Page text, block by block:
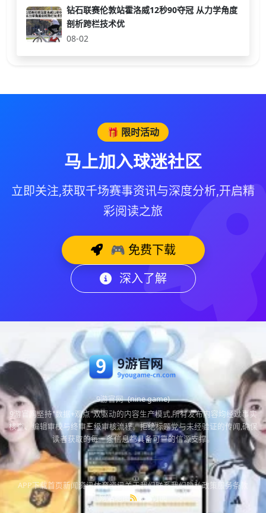
钻石联赛伦敦站霍洛威12秒90夺冠 从力学角度
剖析跨栏技术优
08-02
🎁 限时活动
马上加入球迷社区
立即关注,获取千场赛事资讯与深度分析,开启精
彩阅读之旅
🎮 免费下载
深入了解
9游官网 (nine game)
9游官网坚持"数据+观点"双驱动的内容生产模式,所有发布内容均经过事实
核查、编辑审校与终审三级审核流程。拒绝标题党与未经验证的传闻,确保
读者获取的每一条信息都具备可靠的信源支撑。
APP下载首页新闻资讯体育资讯关于我们联系我们隐私政策
服务条款
网站地图
RSS订阅